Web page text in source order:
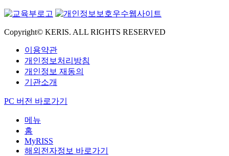
Copyright© KERIS. ALL RIGHTS RESERVED
이용약관
개인정보처리방침
개인정보 재동의
기관소개
PC 버전 바로가기
메뉴
홈
MyRISS
해외전자정보 바로가기